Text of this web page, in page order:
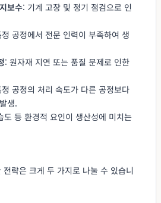
보수: 기계 고장 및 정기 점검으로 인
공정에서 전문 인력이 부족하여 생
: 원자재 지연 또는 품질 문제로 인한
공정의 처리 속도가 다른 공정보다
생.
도 등 환경적 요인이 생산성에 미치는
략은 크게 두 가지로 나눌 수 있습니